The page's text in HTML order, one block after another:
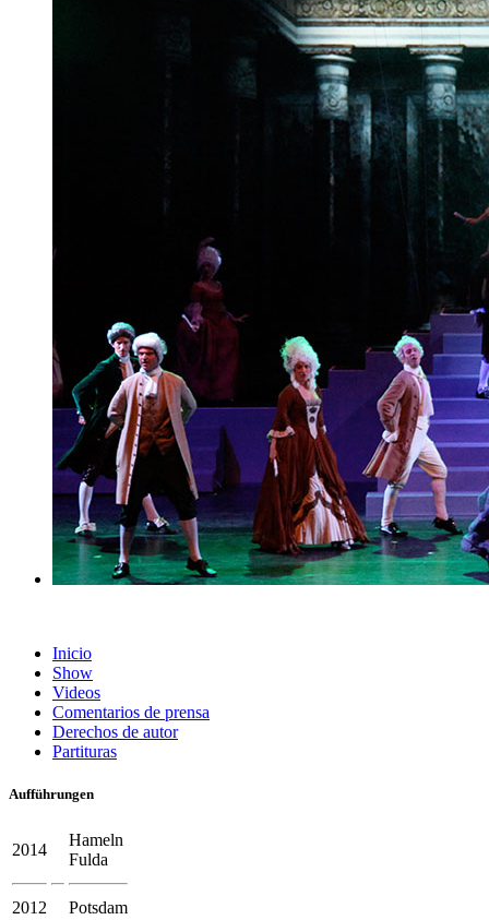
Inicio
Show
Videos
Comentarios de prensa
Derechos de autor
Partituras
Aufführungen
2014
Hameln
Fulda
2012
Potsdam